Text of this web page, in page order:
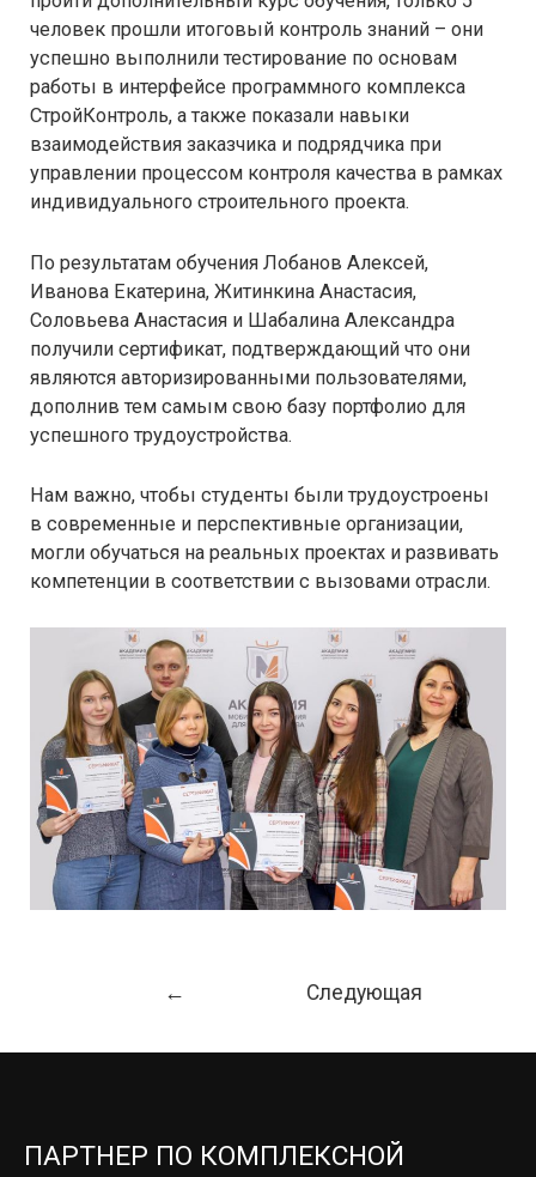
человек прошли итоговый контроль знаний – они
успешно выполнили тестирование по основам
работы в интерфейсе программного комплекса
СтройКонтроль, а также показали навыки
взаимодействия заказчика и подрядчика при
управлении процессом контроля качества в рамках
индивидуального строительного проекта.
По результатам обучения Лобанов Алексей,
Иванова Екатерина, Житинкина Анастасия,
Соловьева Анастасия и Шабалина Александра
получили сертификат, подтверждающий что они
являются авторизированными пользователями,
дополнив тем самым свою базу портфолио для
успешного трудоустройства.
Нам важно, чтобы студенты были трудоустроены
в современные и перспективные организации,
могли обучаться на реальных проектах и развивать
компетенции в соответствии с вызовами отрасли.
←
Следующая
ПАРТНЕР ПО КОМПЛЕКСНОЙ